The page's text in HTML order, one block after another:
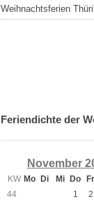
Weihnachtsferien
Feriendichte der
November
KW Mo Di Mi Do Fr
44
1 2